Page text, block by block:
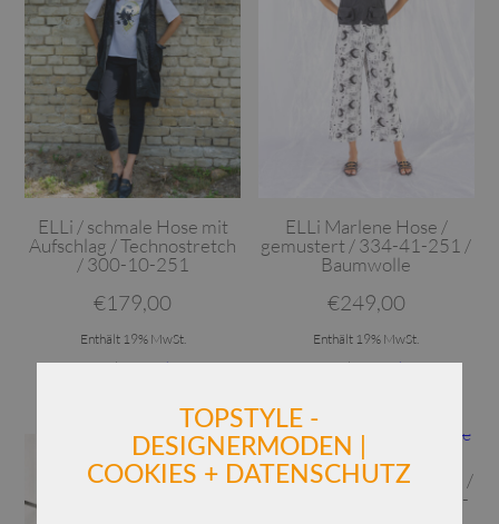
ELLi / schmale Hose mit
Aufschlag / Technostretch
/ 300-10-251
€179,00
Enthält 19% MwSt.
zzgl.Versand
ELLi Marlene Hose /
gemustert / 334-41-251 /
Baumwolle
€249,00
Enthält 19% MwSt.
zzgl.Versand
Dieses Produkt weist mehrere Varianten auf. Die Optionen können auf der Produktseite gewählt werden
ELLi weite Marlene-Hose /
Druck / Viskose / 330-40-
TOPSTYLE -
DESIGNERMODEN |
COOKIES + DATENSCHUTZ